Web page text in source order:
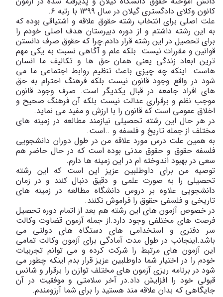
کانون وکلای دادگستری گیلان در سال ۱۳۹۹ با رتبه ۶.
علت اصلی برای انتخاب رشته حقوق علاقه و اشتیاقی بوده که
به این رشته داشتم و از دوره دبیرستان هدف اصلی خودم را
برای تحصیل در این رشته قرار دادم.چرا که حقوق صرف دانستن
قوانین و مقررات نیست. بلکه علم و آگاهی نسبت به یکی مهم
ترین ابعاد زندگی یعنی همان حق ها و تکالیف ما انسان
هاست. اینکه چه چیزی باعث تنظیم روابط اجتماعی ما می
شود در واقع وجود قانون نیست بلکه فرهنگ احترام به حق
های افراد جامعه در قبال یکدیگر است. صرف وجود قانون
موجب نظم و برقراری عدالت نیست بلکه آن فرهنگ صحیح و
اخلاق عمومی است که قانون را با ارزش و مفید می نماید.
در هر حال این رشته تحصیلی نیازمند مطالعه در زمینه های
مختلف از جمله تاریخ و فلسفه و ..است.
به همین علت درس مورد علاقه من در طول دوران دانشجویی
فلسفه حقوق و حقوق مدنی بوده است که در حال حاضر هم
سعی در بهبود اندوخته ام در این زمینه ها دارم.
توصیه من برای داوطلبین عزیز این است که این رشته
تحصیلی را به صورت علمی و دقیق دنبال کنند و در زمان
دانشجویی علاوه بر دروس دانشگاه مطالعه در زمینه های
تاریخی و فلسفی حقوق را فراموش نکنند.
در خصوص آزمون های این رشته هم بعد از اتمام دوره تحصیل
فرصت های مختلفی وجود دارد.از جمله آزمون قضاوت‌ وکالت
سر دفتری و استخدامی های دستگاه های دولتی می
باشد.اینجانب در طول مدت آمادگی برای آزمون وکالت تمامی
این آزمون های مرتبط را شرکت کرده و می توانم تجربیات
خودم را در اختیار شما داوطلبین عزیز قرار بدم اینکه چطور می
شود در برنامه ریزی آزمون های مختلف توازن را برقرار و شانس
قبولی خود را افزایش داد.در آخر سلامتی و موفقیت در آن
جایگاهی که بدان علاقه مند هستید را برای شما آرزومندم.